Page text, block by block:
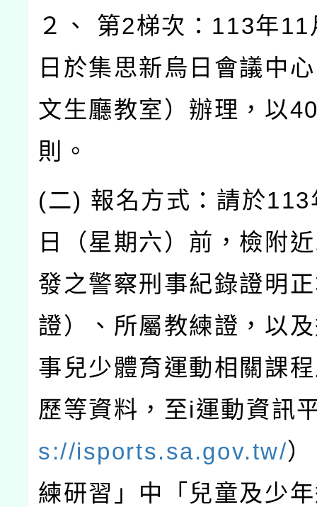
２、 第2梯次：113年
日於集思新烏日會議中
文生廳教室）辦理，以
則。
(二) 報名方式：請於
日（星期六）前，檢附
發之警察刑事紀錄證明
證）、所屬教練證，以
事兒少體育運動相關課
歷等資料，至i運動資訊
s://isports.sa.gov.tw/
練研習」中「兒童及少